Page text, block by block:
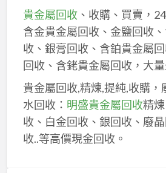
貴金屬回收、收購、買賣，
含金貴金屬回收、金鹽回收
收、銀膏回收、含鉑貴金屬
回收、含銠貴金屬回收，大
貴金屬回收,精煉,提純,收購，
水回收： 明盛貴金屬回收精
收、白金回收、銀回收、廢
收..等高價現金回收。